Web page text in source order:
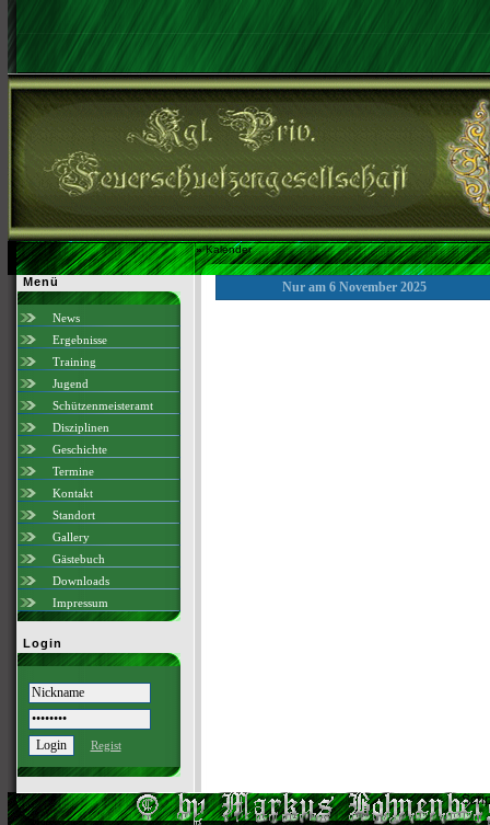
»Kalender
Menü
News
Ergebnisse
Training
Jugend
Schützenmeisteramt
Disziplinen
Geschichte
Termine
Kontakt
Standort
Gallery
Gästebuch
Downloads
Impressum
Login
Regist
Nur am 6 November 2025